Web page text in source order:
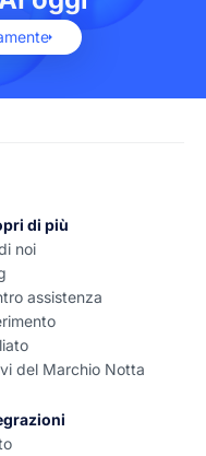
di più
noi
assistenza
del Marchio Notta